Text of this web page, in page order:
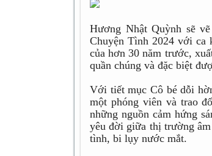
Hương Nhật Quỳnh sẽ
Chuyện Tình 2024 với ca
của hơn 30 năm trước,
quần chúng và đặc biệt
Với tiết mục Cô bé dỗi
một phóng viên và trao
những nguồn cảm hứng
yêu đời giữa thị trường
tình, bi lụy nước mắt.